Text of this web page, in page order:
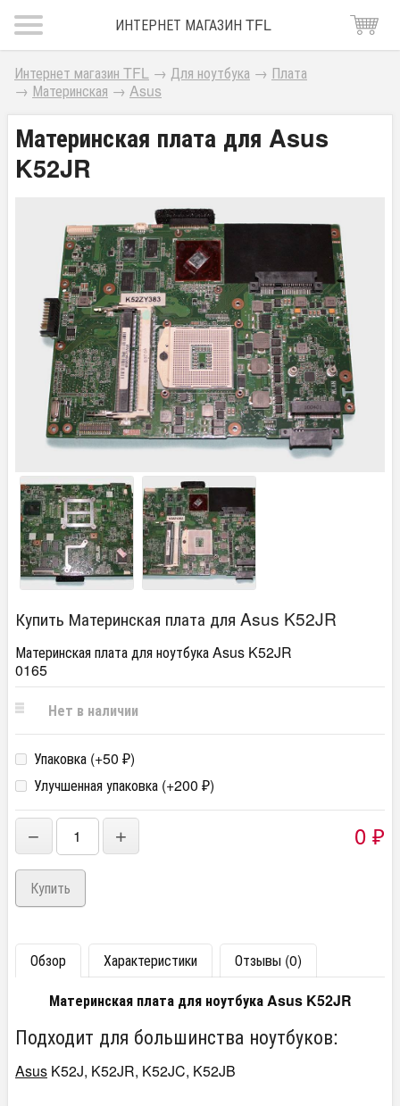
ИНТЕРНЕТ МАГАЗИН TFL
Интернет магазин TFL → Для ноутбука → Плата
→ Материнская → Asus
Материнская плата для Asus
K52JR
Купить Материнская плата для Asus K52JR
Материнская плата для ноутбука Asus K52JR
0165
Нет в наличии
Упаковка (+50 ₽)
Улучшенная упаковка (+200 ₽)
− + 0 ₽
Обзор Характеристики
Отзывы (0)
Материнская плата для ноутбука Asus K52JR
Подходит для большинства ноутбуков:
Asus K52J, K52JR, K52JC, K52JB